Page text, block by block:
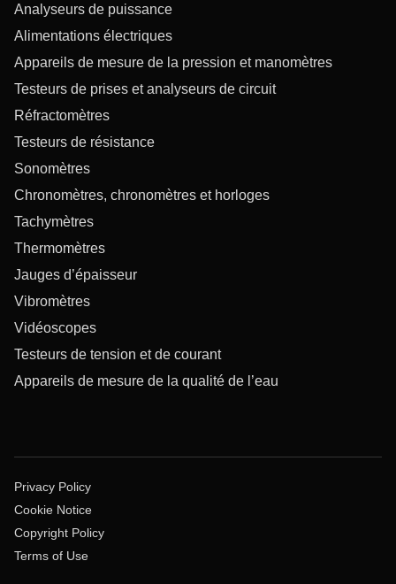
Analyseurs de puissance
Alimentations électriques
Appareils de mesure de la pression et manomètres
Testeurs de prises et analyseurs de circuit
Réfractomètres
Testeurs de résistance
Sonomètres
Chronomètres, chronomètres et horloges
Tachymètres
Thermomètres
Jauges d’épaisseur
Vibromètres
Vidéoscopes
Testeurs de tension et de courant
Appareils de mesure de la qualité de l’eau
Privacy Policy
Cookie Notice
Copyright Policy
Terms of Use